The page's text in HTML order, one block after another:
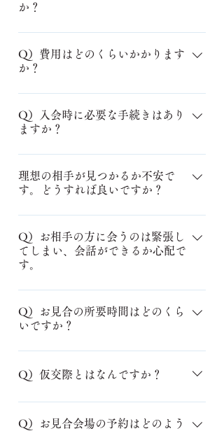
証明書類などご不安がないように説
明いたします。
ことはしていません。無料相談はま
日は話を聞きたいだけ」という方
を、これまで何人もお迎えしてきま
した。
か？
A）ほとんどの方が一人でいらっしゃ
います。「何を話せばいいか分から
ない」という方でも大丈夫です。こ
せん。
Q）費用はどのくらいかかります
か？
A）初期費用として入会金44,000円・
登録料11,000円がかかります。月会
費はコースにより2種類あります。
155,800円 - ナチュラルコースコー
ス：121,000円 成婚料は220,000円
で、ご成婚退会時のみ発生します。
活動中は一切かかりません。 詳し
いコース内容はこちらをご覧くださ
い。
Q）入会時に必要な手続きはあり
ますか？
A）ご入会時に以下の対応をお願いし
ています。 ・必要書類のご提出
・プロフィール写真撮影のご予約
理想の相手が見つかるか不安で
す。どうすれば良いですか？
理想のお相手が見つかるか不安な方
もご安心ください！アプリでの検索
に加え、AIによるおすすめやカウン
セラーからのご紹介も行っていま
Q）お相手の方に会うのは緊張し
てしまい、会話ができるか心配で
す。
A）緊張のしすぎや会話が苦手など、
コミュニケーションの不安がある場
合はお教えください。事前のシミュ
Q）お見合の所要時間はどのくら
いですか？
A）対面の場合は1時間、オンライン
の場合は40分です。その場での連絡
せんのでご安心ください。
Q）仮交際とはなんですか？
A）お見合後、お互いにもう一度会っ
てお話ししてみようと思われました
Q）お見合会場の予約はどのよう